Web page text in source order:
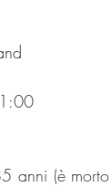
anni (è